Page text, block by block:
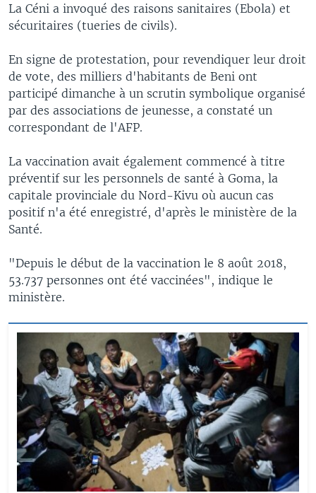
La Céni a invoqué des raisons sanitaires (Ebola) et
sécuritaires (tueries de civils).
En signe de protestation, pour revendiquer leur droit
de vote, des milliers d'habitants de Beni ont
participé dimanche à un scrutin symbolique organisé
par des associations de jeunesse, a constaté un
correspondant de l'AFP.
La vaccination avait également commencé à titre
préventif sur les personnels de santé à Goma, la
capitale provinciale du Nord-Kivu où aucun cas
positif n'a été enregistré, d'après le ministère de la
Santé.
"Depuis le début de la vaccination le 8 août 2018,
53.737 personnes ont été vaccinées", indique le
ministère.